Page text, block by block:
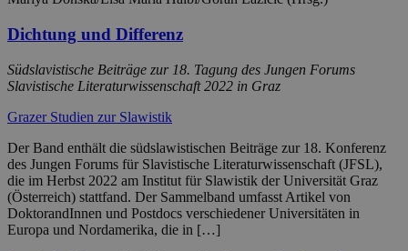
Dichtung und Differenz
Südslavistische Beiträge zur 18. Tagung des Jungen Forums
Slavistische Literaturwissenschaft 2022 in Graz
Grazer Studien zur Slawistik
Der Band enthält die südslawistischen Beiträge zur 18. Konferenz
des Jungen Forums für Slavistische Literaturwissenschaft (JFSL),
die im Herbst 2022 am Institut für Slawistik der Universität Graz
(Österreich) stattfand. Der Sammelband umfasst Artikel von
DoktorandInnen und Postdocs verschiedener Universitäten in
Europa und Nordamerika, die in […]